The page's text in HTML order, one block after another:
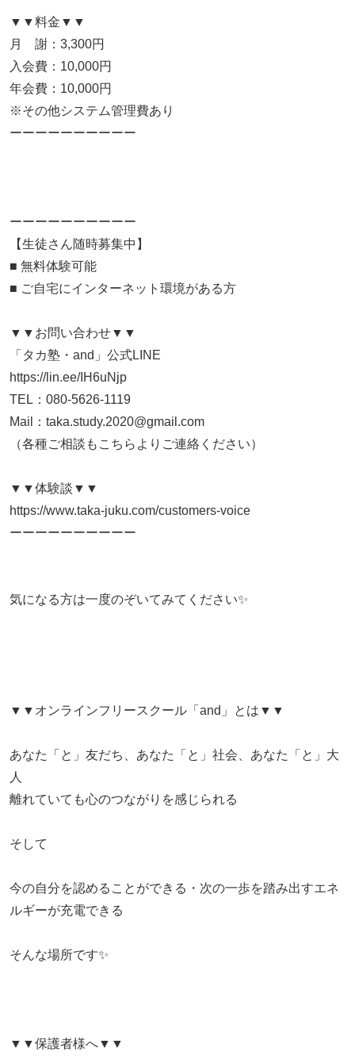
▼▼料金▼▼
月 謝：3,300円
入会費：10,000円
年会費：10,000円
※その他システム管理費あり
ーーーーーーーーーー
ーーーーーーーーーー
【生徒さん随時募集中】
■ 無料体験可能
■ ご自宅にインターネット環境がある方
▼▼お問い合わせ▼▼
「タカ塾・and」公式LINE
https://lin.ee/IH6uNjp
TEL：080-5626-1119
Mail：taka.study.2020@gmail.com
（各種ご相談もこちらよりご連絡ください）
▼▼体験談▼▼
https://www.taka-juku.com/customers-voice
ーーーーーーーーーー
気になる方は一度のぞいてみてください✨
▼▼オンラインフリースクール「and」とは▼▼
あなた「と」友だち、あなた「と」社会、あなた「と」大
人
離れていても心のつながりを感じられる
そして
​今の自分を認めることができる・次の一歩を踏み出すエネ
ルギーが充電できる
そんな場所です✨
▼▼保護者様へ▼▼